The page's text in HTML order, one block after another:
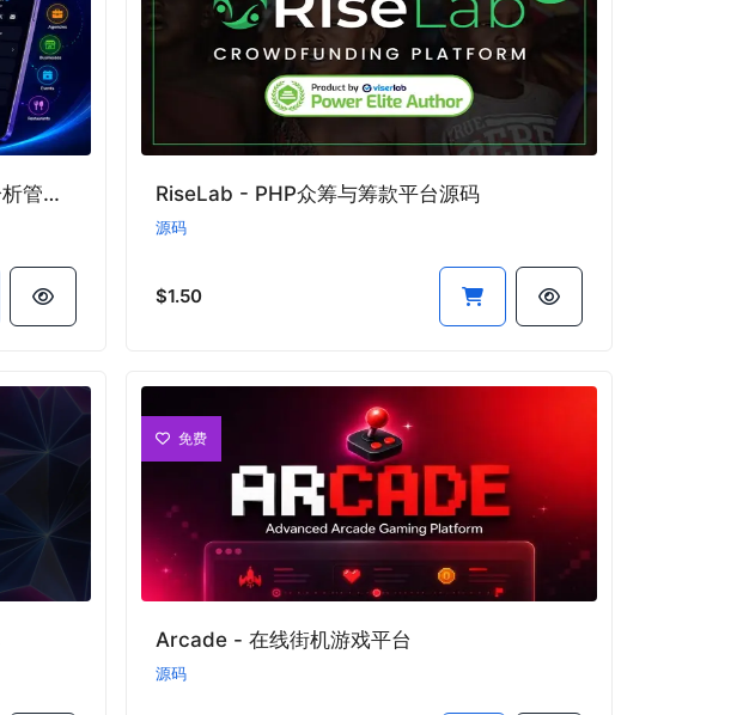
LinkQR - 多功能全媒体流引流与营销分析管理系统 RiseLab - PHP众筹与筹款平台源码
源码
$1.50
免费
Arcade - 在线街机游戏平台
源码